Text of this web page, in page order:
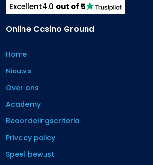
Excellent4.0 out of 5
Online Casino Ground
Home
Nieuws
Over ons
Academy
Beoordelingscriteria
Privacy policy
Speel bewust